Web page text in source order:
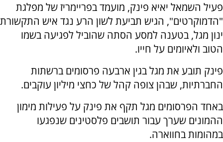
פעיל השמאל יאיא פינק, מועמד בפריימריז של מפלגת
"הדמוקרטים", הגיש תביעת לשון הרע נגד איש התקשורת
ינון מגל, בטענה למסע הסתה שהוביל לפגיעה בשמו
הטוב ולאיומים על חייו.
פינק תובע את מגל בגין ארבעה פרסומים ברשתות
החברתיות, שבהן צופה קהל של כחצי מיליון עוקבים.
באחד הפרסומים מגל תקף את פינק על פעילות מימון
ההמונים שערך עבור תושבים פלסטינים שנפגעו
במהומות בחווארה.